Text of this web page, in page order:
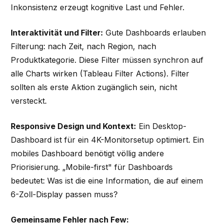
Inkonsistenz erzeugt kognitive Last und Fehler.
Interaktivität und Filter: Gute Dashboards erlauben
Filterung: nach Zeit, nach Region, nach
Produktkategorie. Diese Filter müssen synchron auf
alle Charts wirken (Tableau Filter Actions). Filter
sollten als erste Aktion zugänglich sein, nicht
versteckt.
Responsive Design und Kontext: Ein Desktop-
Dashboard ist für ein 4K-Monitorsetup optimiert. Ein
mobiles Dashboard benötigt völlig andere
Priorisierung. „Mobile-first" für Dashboards
bedeutet: Was ist die eine Information, die auf einem
6-Zoll-Display passen muss?
Gemeinsame Fehler nach Few: